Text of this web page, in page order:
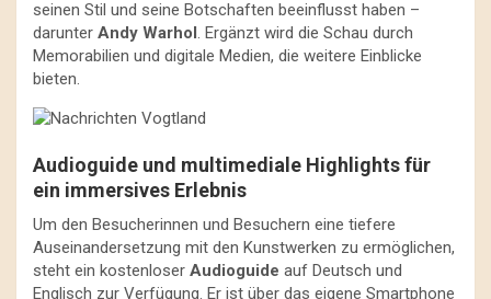
seinen Stil und seine Botschaften beeinflusst haben –
darunter Andy Warhol. Ergänzt wird die Schau durch
Memorabilien und digitale Medien, die weitere Einblicke
bieten.
Audioguide und multimediale Highlights für
ein immersives Erlebnis
Um den Besucherinnen und Besuchern eine tiefere
Auseinandersetzung mit den Kunstwerken zu ermöglichen,
steht ein kostenloser Audioguide auf Deutsch und
Englisch zur Verfügung. Er ist über das eigene Smartphone